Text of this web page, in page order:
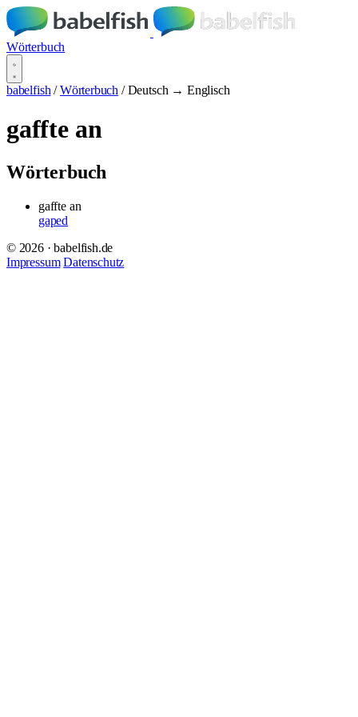
Wörterbuch
babelfish / Wörterbuch / Deutsch → Englisch
gaffte an
Wörterbuch
gaffte an
gaped
© 2026 · babelfish.de
Impressum Datenschutz